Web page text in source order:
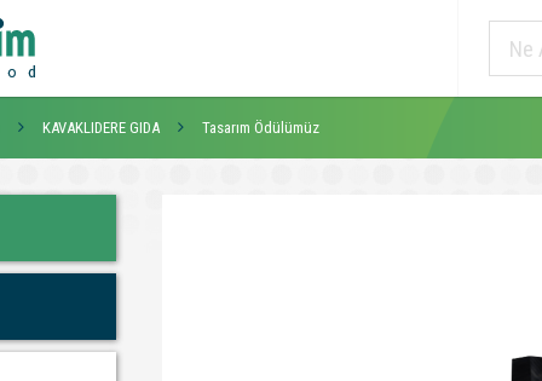
KAVAKLIDERE GIDA Tasarım Ödülümüz